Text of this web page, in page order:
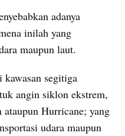
adanya
inilah yang
maupun laut.
segitiga
angin siklon ekstrem,
ataupun Hurricane; yang
udara maupun